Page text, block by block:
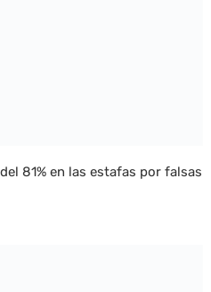
81% en las estafas por falsas